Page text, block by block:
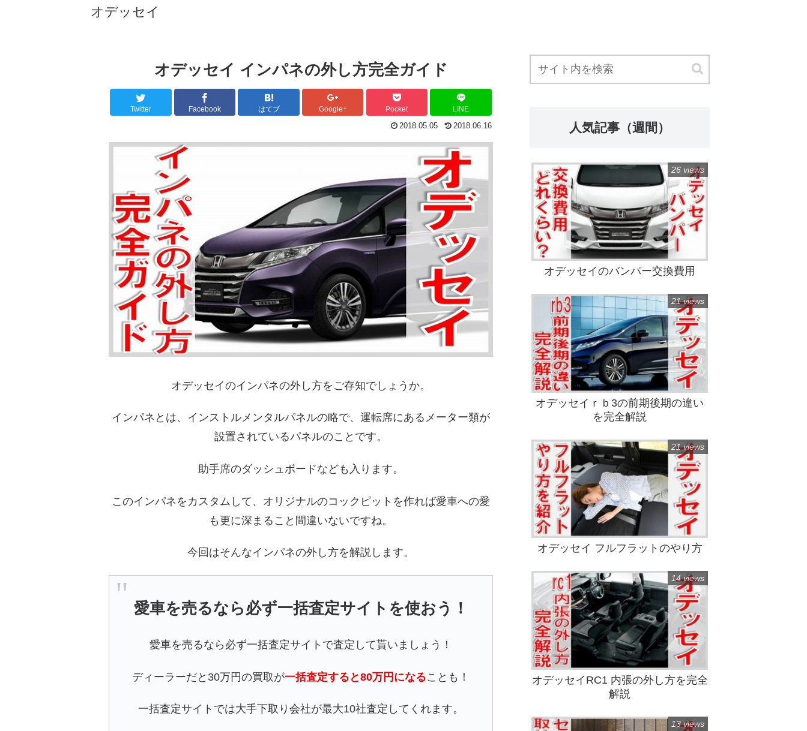
オデッセイ
オデッセイ インパネの外し方完全ガイド
Twitter Facebook はてブ Google+ Pocket LINE
2018.05.05 2018.06.16
オデッセイのインパネの外し方をご存知でしょうか。
インパネとは、インストルメンタルパネルの略で、運転席にあるメーター類が
設置されているパネルのことです。
助手席のダッシュボードなども入ります。
このインパネをカスタムして、オリジナルのコックピットを作れば愛車への愛
も更に深まること間違いないですね。
今回はそんなインパネの外し方を解説します。
愛車を売るなら必ず一括査定サイトを使おう！
愛車を売るなら必ず一括査定サイトで査定して貰いましょう！
ディーラーだと30万円の買取が一括査定すると80万円になることも！
一括査定サイトでは大手下取り会社が最大10社査定してくれます。
人気記事（週間）
オデッセイのバンパー交換費用
26 views
オデッセイｒｂ3の前期後期の違い
を完全解説
21 views
オデッセイ フルフラットのやり方
21 views
オデッセイRC1 内張の外し方を完全
解説
14 views
13 views